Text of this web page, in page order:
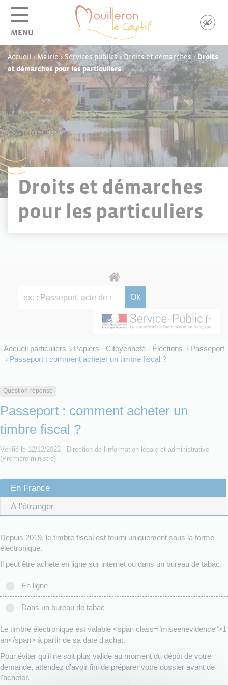
MENU
Accueil >Mairie> Services publics>Droits et démarches>Droits
et démarches pour les particuliers
Droits et démarches
pour les particuliers
Accueil particuliers > Papiers - Citoyenneté - Élections > Passeport
> Passeport : comment acheter un timbre fiscal ?
Question-réponse
Passeport : comment acheter un
timbre fiscal ?
Vérifié le 12/12/2022 - Direction de l'information légale et administrative
(Première ministre)
En France
À l'étranger
Depuis 2019, le timbre fiscal est fourni uniquement sous la forme
électronique.
Il peut être acheté en ligne sur internet ou dans un bureau de tabac.
En ligne
Dans un bureau de tabac
Le timbre électronique est valable <span class="miseenevidence">1
an</span> à partir de sa date d'achat.
Pour éviter qu'il ne soit plus valide au moment du dépôt de votre
demande, attendez d'avoir fini de préparer votre dossier avant de
l'acheter.
Panneau de gestion des cookies